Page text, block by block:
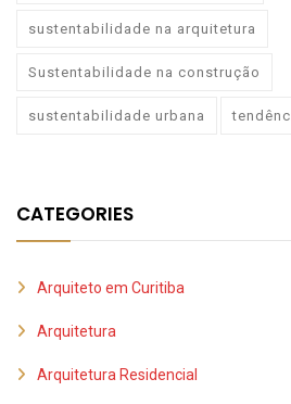
sustentabilidade na arquitetura
Sustentabilidade na construção
sustentabilidade urbana
CATEGORIES
Arquiteto em Curitiba
Arquitetura
Arquitetura Residencial